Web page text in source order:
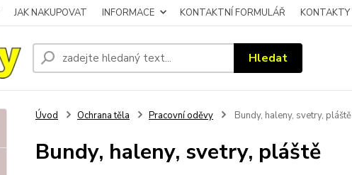
JAK NAKUPOVAT INFORMACE KONTAKTNÍ FORMULÁŘ KONTAKTY
Hledat
Úvod Ochrana těla Pracovní oděvy Bundy, haleny, svetry, pláště
Bundy, haleny, svetry, pláště